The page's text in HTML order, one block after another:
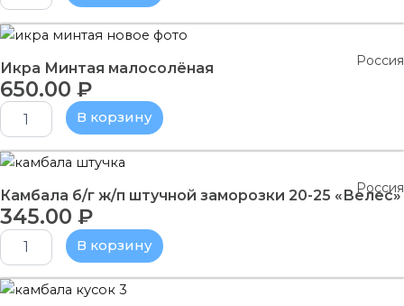
Россия
Икра Минтая малосолёная
650.00 ₽
Количество
Икра
Минтая
малосолёная
В корзину
Россия
Камбала б/г ж/п штучной заморозки 20-25 «Велес»
345.00 ₽
Количество
Камбала
б/
г
п
штучной
В корзину
Количество